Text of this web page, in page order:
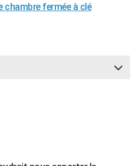
chambre fermée à clé